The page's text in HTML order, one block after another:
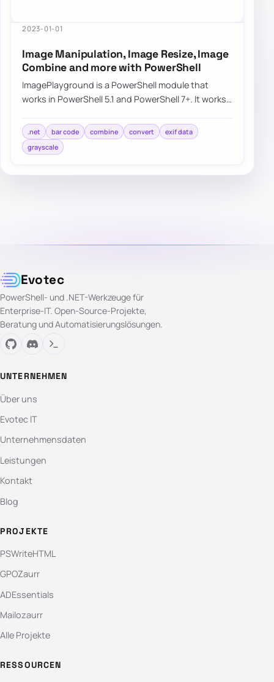
2023-01-01
Image Manipulation, Image Resize, Image
Combine and more with PowerShell
ImagePlayground is a PowerShell module that
works in PowerShell 5.1 and PowerShell 7+. It works
.net bar code combine convert
exif data
grayscale
Evotec
PowerShell- und .NET-Werkzeuge für
Enterprise-IT. Open-Source-Projekte,
Beratung und Automatisierungslösungen.
UNTERNEHMEN
Über uns
Evotec IT
Unternehmensdaten
Leistungen
Kontakt
Blog
PROJEKTE
PSWriteHTML
GPOZaurr
ADEssentials
Mailozaurr
Alle Projekte
RESSOURCEN